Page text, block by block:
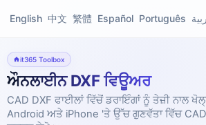
English 中文 繁體 Español Português
it365 Toolbox
ਔਨਲਾਈਨ DXF ਵਿਊਅਰ
CAD DXF ਫਾਈਲਾਂ ਵਿੱਚੋਂ ਡਰਾਇੰਗਾਂ ਨੂੰ ਤੇਜ਼ੀ ਨਾਲ
Android ਅਤੇ iPhone 'ਤੇ ਉੱਚ ਗੁਣਵੱਤਾ ਵਿੱਚ